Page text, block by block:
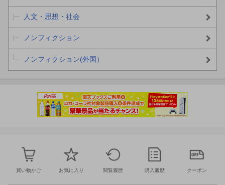
人文・思想・社会
ノンフィクション
ノンフィクション(外国）
買い物かご お気に入り 閲覧履歴 購入履歴 クーポン